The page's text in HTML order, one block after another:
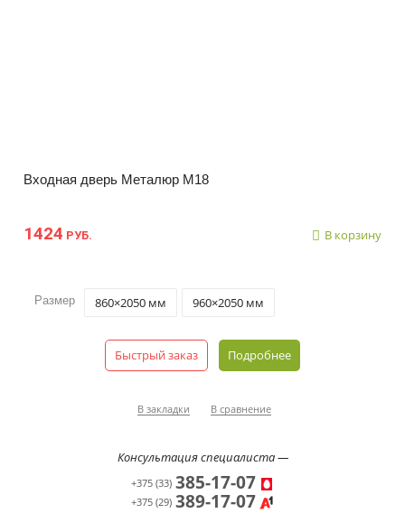
Входная дверь Металюр М18
1424 РУБ. В корзину
Размер 860×2050 мм 960×2050 мм
Быстрый заказ Подробнее
В закладки В сравнение
Консультация специалиста —
+375 (33) 385-17-07
+375 (29) 389-17-07